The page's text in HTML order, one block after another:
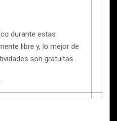
durante estas
libre y, lo mejor de
son gratuitas.